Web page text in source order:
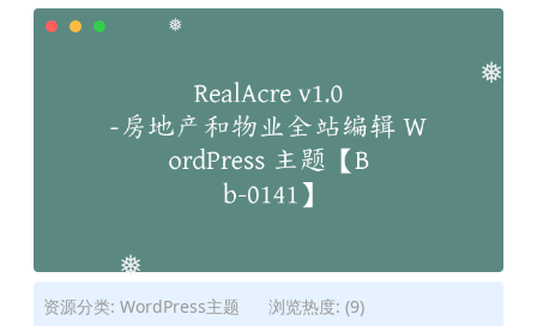
❅
❅
资源分类: WordPress主题 浏览热度: (9)